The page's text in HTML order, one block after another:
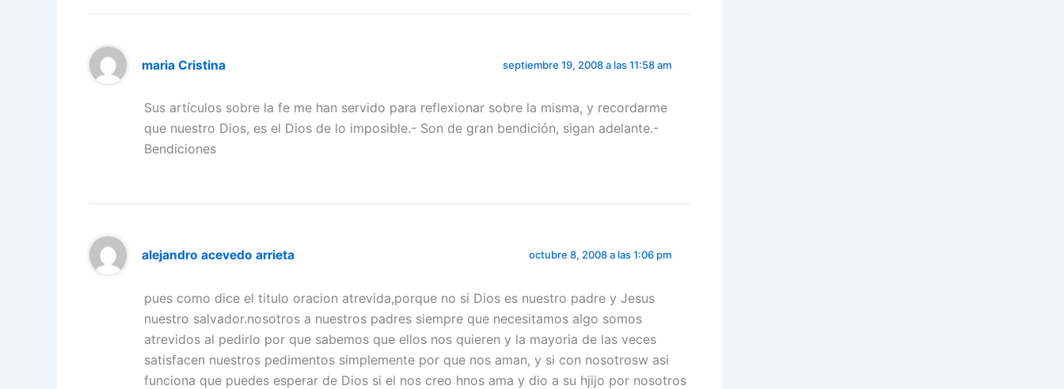
maria Cristina septiembre 19, 2008 a las 11:58 am
Sus artículos sobre la fe me han servido para reflexionar sobre la misma, y recordarme
que nuestro Dios, es el Dios de lo imposible.- Son de gran bendición, sigan adelante.-
Bendiciones
alejandro acevedo arrieta octubre 8, 2008 a las 1:06 pm
pues como dice el titulo oracion atrevida,porque no si Dios es nuestro padre y Jesus
nuestro salvador.nosotros a nuestros padres siempre que necesitamos algo somos
atrevidos al pedirlo por que sabemos que ellos nos quieren y la mayoria de las veces
satisfacen nuestros pedimentos simplemente por que nos aman, y si con nosotrosw asi
funciona que puedes esperar de Dios si el nos creo hnos ama y dio a su hjijo por nosotros